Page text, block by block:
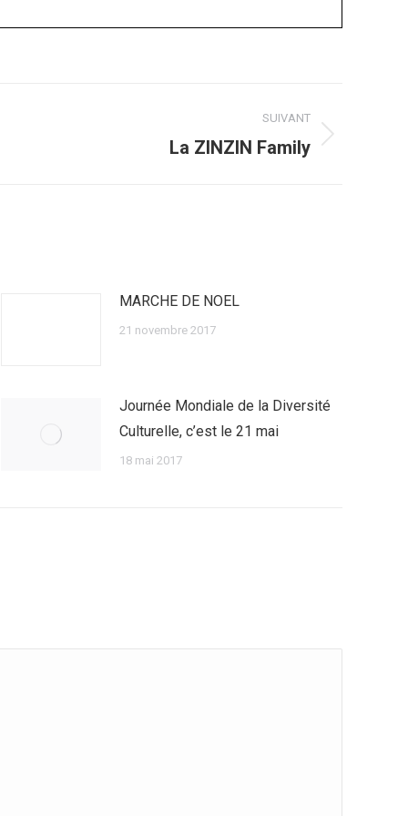
SUIVANT
La ZINZIN Family
MARCHE DE NOEL
21 novembre 2017
Journée Mondiale de la Diversité
Culturelle, c’est le 21 mai
18 mai 2017